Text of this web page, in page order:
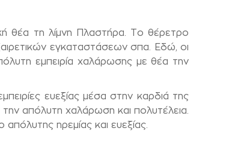
θέα τη λίμνη Πλαστήρα. Το θέρετρο
εγκαταστάσεων σπα. Εδώ, οι
εμπειρία χαλάρωσης με θέα την
ευεξίας μέσα στην καρδιά της
απόλυτη χαλάρωση και πολυτέλεια.
ηρεμίας και ευεξίας.